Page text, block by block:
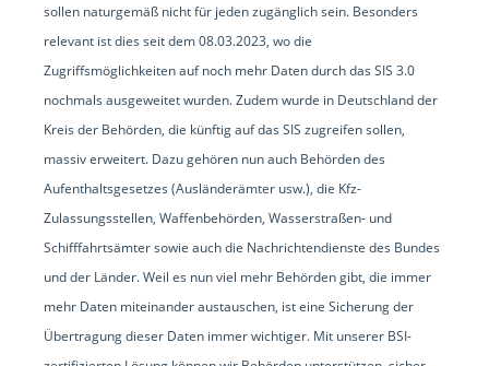
sollen naturgemäß nicht für jeden zugänglich sein. Besonders
relevant ist dies seit dem 08.03.2023, wo die
Zugriffsmöglichkeiten auf noch mehr Daten durch das SIS 3.0
nochmals ausgeweitet wurden. Zudem wurde in Deutschland der
Kreis der Behörden, die künftig auf das SIS zugreifen sollen,
massiv erweitert. Dazu gehören nun auch Behörden des
Aufenthaltsgesetzes (Ausländerämter usw.), die Kfz-
Zulassungsstellen, Waffenbehörden, Wasserstraßen- und
Schifffahrtsämter sowie auch die Nachrichtendienste des Bundes
und der Länder. Weil es nun viel mehr Behörden gibt, die immer
mehr Daten miteinander austauschen, ist eine Sicherung der
Übertragung dieser Daten immer wichtiger. Mit unserer BSI-